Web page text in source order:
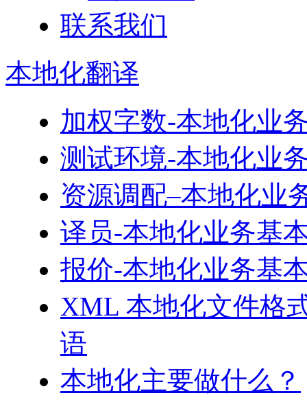
联系我们
本地化翻译
加权字数-本地化业
测试环境-本地化业
资源调配–本地化业
译员-本地化业务基
报价-本地化业务基
XML 本地化文件格
语
本地化主要做什么？